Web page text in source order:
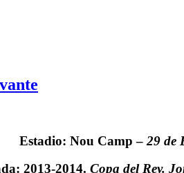
Estadio: Nou Camp – 29 de
2013-2014. Copa del Rey.